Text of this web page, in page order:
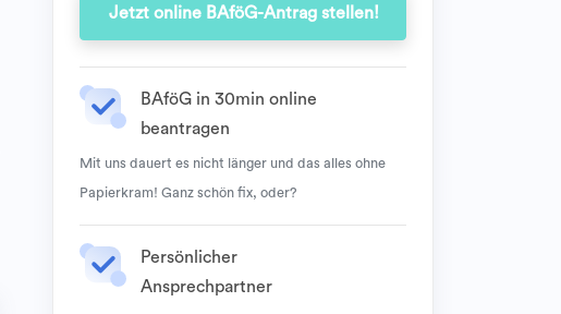
Jetzt online BAföG-Antrag stellen!
BAföG in 30min online
beantragen
Mit uns dauert es nicht länger und das alles ohne
Papierkram! Ganz schön fix, oder?
Persönlicher
Ansprechpartner